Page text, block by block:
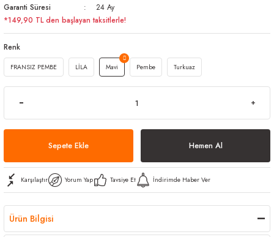
Garanti Süresi
24 Ay
*149,90 TL den başlayan taksitlerle!
Renk
FRANSIZ PEMBE LİLA Mavi Pembe Turkuaz
Sepete Ekle Hemen Al
Karşılaştır Yorum Yap Tavsiye Et İndirimde Haber Ver
Ürün Bilgisi